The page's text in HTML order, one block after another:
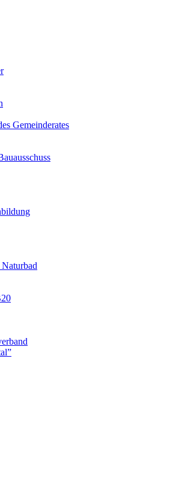
Gemeinderates